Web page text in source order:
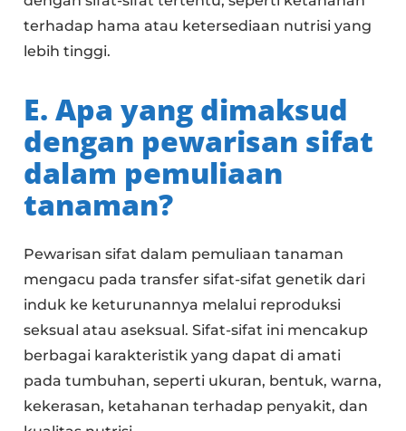
terhadap hama atau ketersediaan nutrisi yang
lebih tinggi.
E. Apa yang dimaksud
dengan pewarisan sifat
dalam pemuliaan
tanaman?
Pewarisan sifat dalam pemuliaan tanaman
mengacu pada transfer sifat-sifat genetik dari
induk ke keturunannya melalui reproduksi
seksual atau aseksual. Sifat-sifat ini mencakup
berbagai karakteristik yang dapat di amati
pada tumbuhan, seperti ukuran, bentuk, warna,
kekerasan, ketahanan terhadap penyakit, dan